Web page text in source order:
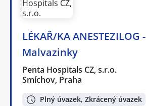
LÉKAŘ/KA ANESTEZILOG -
Malvazinky
Penta Hospitals CZ, s.r.o.
Smíchov, Praha
Plný úvazek, Zkrácený úvazek